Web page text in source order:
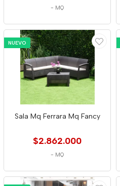
- MQ
NUEVO
Sala Mq Ferrara Mq Fancy
$2.862.000
- MQ